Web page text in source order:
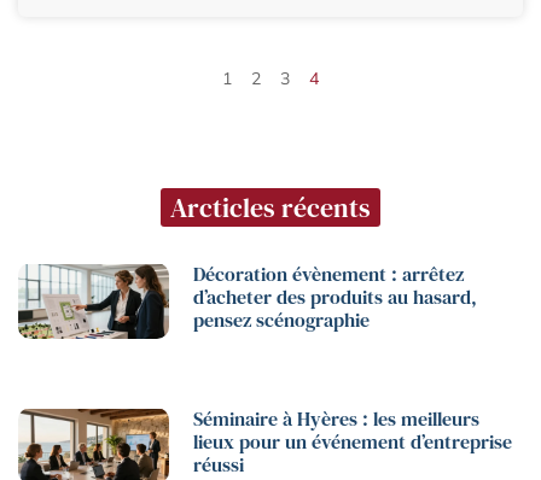
1 2 3 4
Arcticles récents
Décoration évènement : arrêtez
d’acheter des produits au hasard,
pensez scénographie
Séminaire à Hyères : les meilleurs
lieux pour un événement d’entreprise
réussi